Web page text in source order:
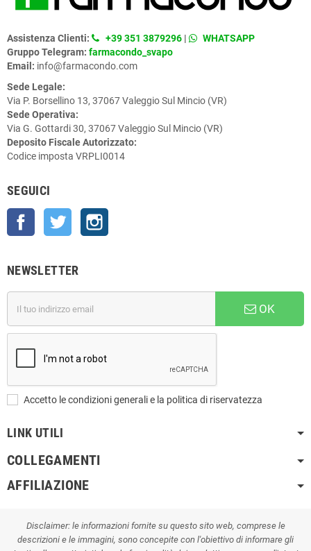
Assistenza Clienti: +39 351 3879296 |
WHATSAPP
Gruppo Telegram: farmacondo_svapo
Email: info@farmacondo.com
Sede Legale:
Via P. Borsellino 13, 37067 Valeggio Sul Mincio (VR)
Sede Operativa:
Via G. Gottardi 30, 37067 Valeggio Sul Mincio (VR)
Deposito Fiscale Autorizzato:
Codice imposta VRPLI0014
SEGUICI
Facebook Twitter
NEWSLETTER
OK
Accetto le condizioni generali e la politica di riservatezza
LINK UTILI
COLLEGAMENTI
AFFILIAZIONE
Disclaimer: le informazioni fornite su questo sito web, comprese le
descrizioni e le immagini, sono concepite con l'obiettivo di informare gli